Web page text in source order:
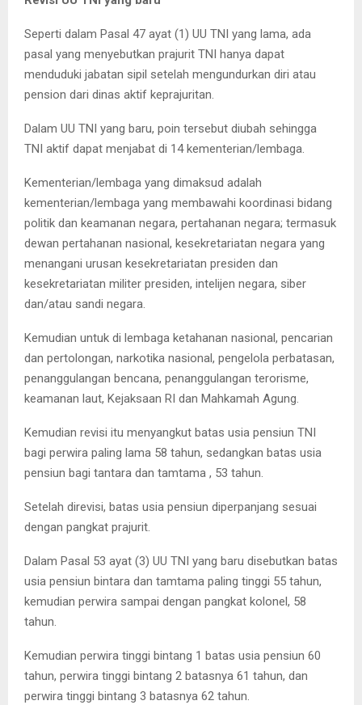
Seperti dalam Pasal 47 ayat (1) UU TNI yang lama, ada
pasal yang menyebutkan prajurit TNI hanya dapat
menduduki jabatan sipil setelah mengundurkan diri atau
pension dari dinas aktif keprajuritan.
Dalam UU TNI yang baru, poin tersebut diubah sehingga
TNI aktif dapat menjabat di 14 kementerian/lembaga.
Kementerian/lembaga yang dimaksud adalah
kementerian/lembaga yang membawahi koordinasi bidang
politik dan keamanan negara, pertahanan negara; termasuk
dewan pertahanan nasional, kesekretariatan negara yang
menangani urusan kesekretariatan presiden dan
kesekretariatan militer presiden, intelijen negara, siber
dan/atau sandi negara.
Kemudian untuk di lembaga ketahanan nasional, pencarian
dan pertolongan, narkotika nasional, pengelola perbatasan,
penanggulangan bencana, penanggulangan terorisme,
keamanan laut, Kejaksaan RI dan Mahkamah Agung.
Kemudian revisi itu menyangkut batas usia pensiun TNI
bagi perwira paling lama 58 tahun, sedangkan batas usia
pensiun bagi tantara dan tamtama , 53 tahun.
Setelah direvisi, batas usia pensiun diperpanjang sesuai
dengan pangkat prajurit.
Dalam Pasal 53 ayat (3) UU TNI yang baru disebutkan batas
usia pensiun bintara dan tamtama paling tinggi 55 tahun,
kemudian perwira sampai dengan pangkat kolonel, 58
tahun.
Kemudian perwira tinggi bintang 1 batas usia pensiun 60
tahun, perwira tinggi bintang 2 batasnya 61 tahun, dan
perwira tinggi bintang 3 batasnya 62 tahun.